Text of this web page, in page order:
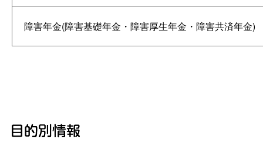
障害年金(障害基礎年金・障害厚生年金・障害共済年金)